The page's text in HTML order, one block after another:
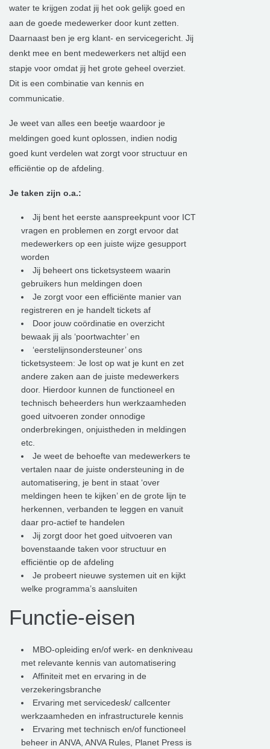
water te krijgen zodat jij het ook gelijk goed en
aan de goede medewerker door kunt zetten.
Daarnaast ben je erg klant- en servicegericht. Jij
denkt mee en bent medewerkers net altijd een
stapje voor omdat jij het grote geheel overziet.
Dit is een combinatie van kennis en
communicatie.
Je weet van alles een beetje waardoor je
meldingen goed kunt oplossen, indien nodig
goed kunt verdelen wat zorgt voor structuur en
efficiëntie op de afdeling.
Je taken zijn o.a.:
Jij bent het eerste aanspreekpunt voor ICT
vragen en problemen en zorgt ervoor dat
medewerkers op een juiste wijze gesupport
worden
Jij beheert ons ticketsysteem waarin
gebruikers hun meldingen doen
Je zorgt voor een efficiënte manier van
registreren en je handelt tickets af
Door jouw coördinatie en overzicht
bewaak jij als ‘poortwachter’ en
‘eerstelijnsondersteuner’ ons
ticketsysteem: Je lost op wat je kunt en zet
andere zaken aan de juiste medewerkers
door. Hierdoor kunnen de functioneel en
technisch beheerders hun werkzaamheden
goed uitvoeren zonder onnodige
onderbrekingen, onjuistheden in meldingen
etc.
Je weet de behoefte van medewerkers te
vertalen naar de juiste ondersteuning in de
automatisering, je bent in staat ‘over
meldingen heen te kijken’ en de grote lijn te
herkennen, verbanden te leggen en vanuit
daar pro-actief te handelen
Jij zorgt door het goed uitvoeren van
bovenstaande taken voor structuur en
efficiëntie op de afdeling
Je probeert nieuwe systemen uit en kijkt
welke programma’s aansluiten
Functie-eisen
MBO-opleiding en/of werk- en denkniveau
met relevante kennis van automatisering
Affiniteit met en ervaring in de
verzekeringsbranche
Ervaring met servicedesk/ callcenter
werkzaamheden en infrastructurele kennis
Ervaring met technisch en/of functioneel
beheer in ANVA, ANVA Rules, Planet Press is